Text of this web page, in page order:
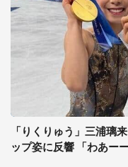
「りくりゅう」三浦璃
ップ姿に反響 「わあー